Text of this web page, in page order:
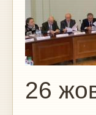
26